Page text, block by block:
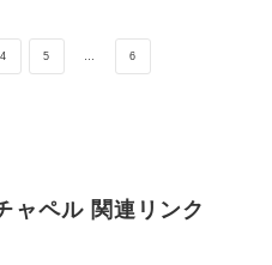
4 5 … 6
ャペル 関連リンク